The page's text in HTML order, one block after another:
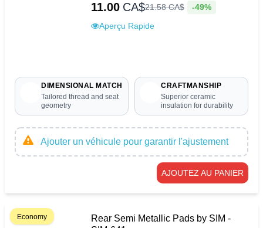
11.00 CA$21.58CA$ -49%
Aperçu Rapide
DIMENSIONAL MATCH
Tailored thread and seat
geometry
CRAFTMANSHIP
Superior ceramic
insulation for durability
Ajouter un véhicule pour garantir l'ajustement
AJOUTEZ AU PANIER
Economy
Rear Semi Metallic Pads by SIM -